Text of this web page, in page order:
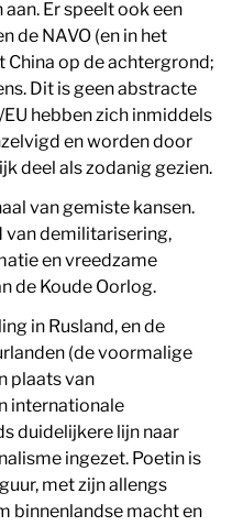
Er speelt ook een
de NAVO (en in het
China op de achtergrond;
Dit is geen abstracte
hebben zich inmiddels
en worden door
deel als zodanig gezien.
van gemiste kansen.
van demilitarisering,
en vreedzame
de Koude Oorlog.
in Rusland, en de
(de voormalige
plaats van
internationale
duidelijkere lijn naar
ingezet. Poetin is
met zijn allengs
binnenlandse macht en